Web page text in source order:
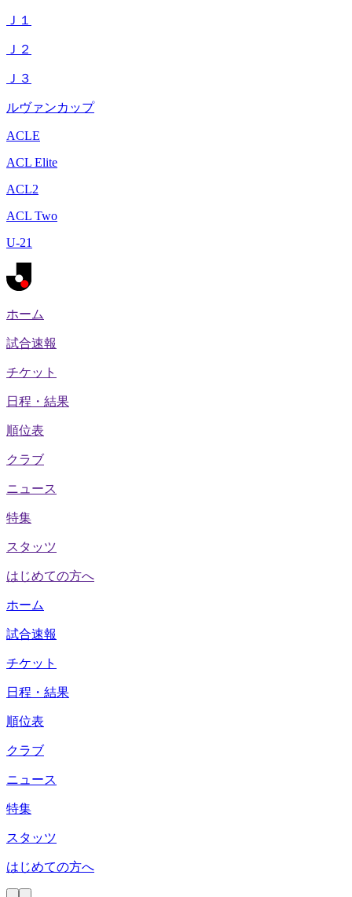
Ｊ１
Ｊ２
Ｊ３
ルヴァンカップ
ACLE
ACL Elite
ACL2
ACL Two
U-21
ホーム
試合速報
チケット
日程・結果
順位表
クラブ
ニュース
特集
スタッツ
はじめての方へ
ホーム
試合速報
チケット
日程・結果
順位表
クラブ
ニュース
特集
スタッツ
はじめての方へ